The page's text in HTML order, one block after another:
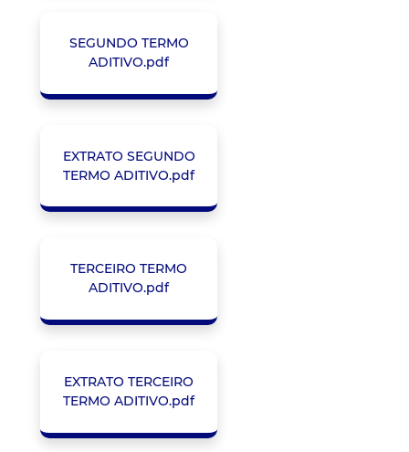
SEGUNDO TERMO
ADITIVO.pdf
EXTRATO SEGUNDO
TERMO ADITIVO.pdf
TERCEIRO TERMO
ADITIVO.pdf
EXTRATO TERCEIRO
TERMO ADITIVO.pdf